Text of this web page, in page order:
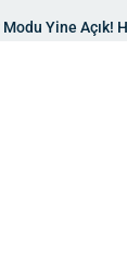
Yine Açık!